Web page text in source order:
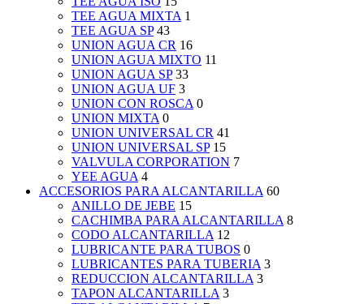
TEE AGUA MIXTA 1
TEE AGUA SP 43
UNION AGUA CR 16
UNION AGUA MIXTO 11
UNION AGUA SP 33
UNION AGUA UF 3
UNION CON ROSCA 0
UNION MIXTA 0
UNION UNIVERSAL CR 41
UNION UNIVERSAL SP 15
VALVULA CORPORATION 7
YEE AGUA 4
ACCESORIOS PARA ALCANTARILLA 60
ANILLO DE JEBE 15
CACHIMBA PARA ALCANTARILLA 8
CODO ALCANTARILLA 12
LUBRICANTE PARA TUBOS 0
LUBRICANTES PARA TUBERIA 3
REDUCCION ALCANTARILLA 3
TAPON ALCANTARILLA 3